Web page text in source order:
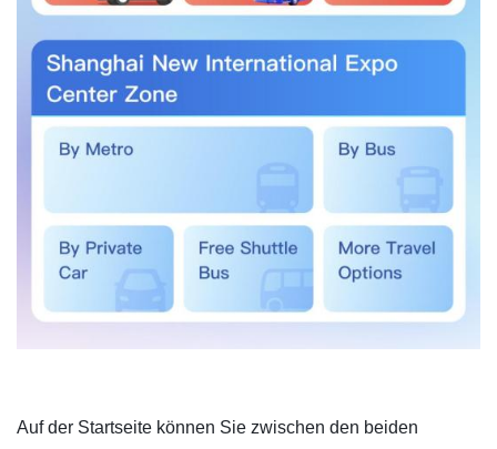
Auf der Startseite können Sie zwischen den beiden